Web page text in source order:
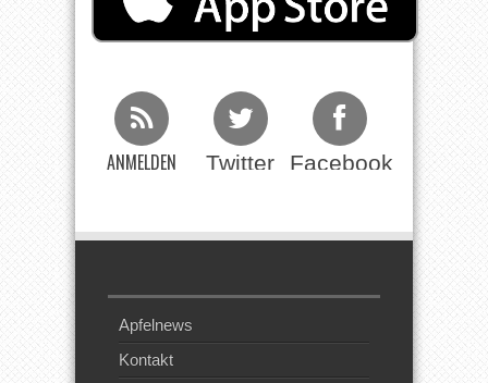
ANMELDEN Twitter Facebook
Apfelnews
Kontakt